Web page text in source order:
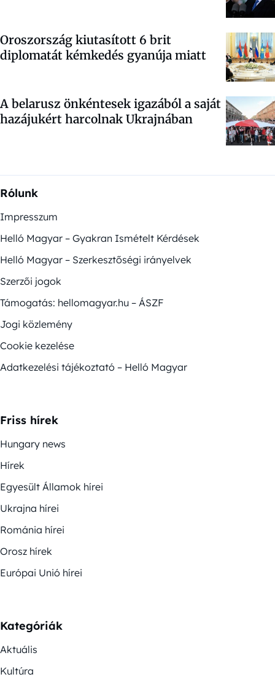
Oroszország kiutasított 6 brit
diplomatát kémkedés gyanúja miatt
A belarusz önkéntesek igazából a saját
hazájukért harcolnak Ukrajnában
Rólunk
Impresszum
Helló Magyar – Gyakran Ismételt Kérdések
Helló Magyar – Szerkesztőségi irányelvek
Szerzői jogok
Támogatás: hellomagyar.hu – ÁSZF
Jogi közlemény
Cookie kezelése
Adatkezelési tájékoztató – Helló Magyar
Friss hírek
Hungary news
Hírek
Egyesült Államok hírei
Ukrajna hírei
Románia hírei
Orosz hírek
Európai Unió hírei
Kategóriák
Aktuális
Kultúra